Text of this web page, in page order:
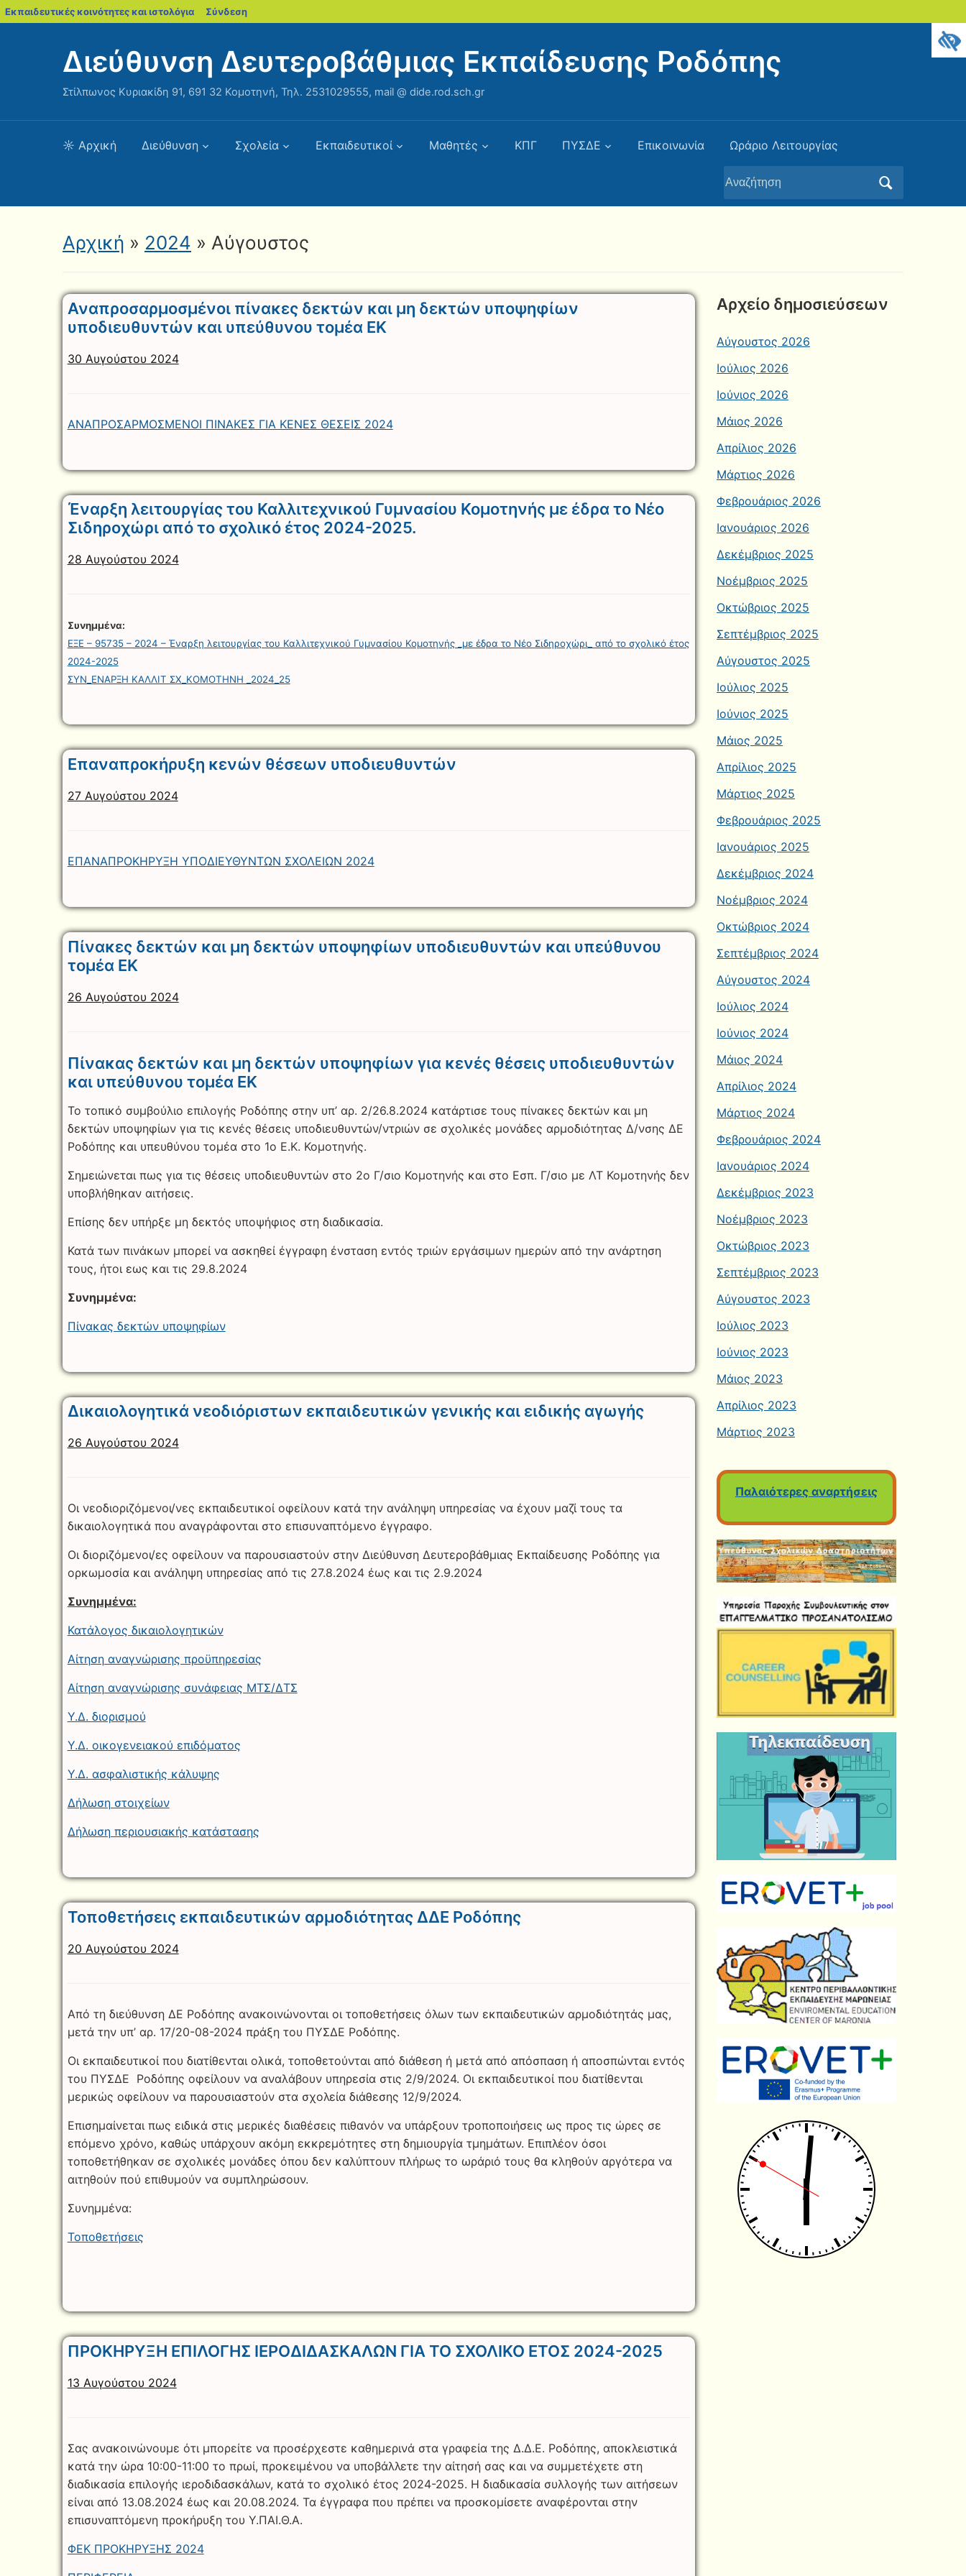
Εκπαιδευτικές κοινότητες και ιστολόγια blogs.sch.gr
Σύνδεση
Διεύθυνση Δευτεροβάθμιας Εκπαίδευσης Ροδόπης
Στίλπωνος Κυριακίδη 91, 691 32 Κομοτηνή, Τηλ. 2531029555, mail @ dide.rod.sch.gr
☼ Αρχική Διεύθυνση Σχολεία Εκπαιδευτικοί Μαθητές ΚΠΓ ΠΥΣΔΕ Επικοινωνία Ωράριο Λειτουργίας
Αναζήτηση
για:
Αρχική » 2024 » Αύγουστος
Αναπροσαρμοσμένοι πίνακες δεκτών και μη δεκτών υποψηφίων
υποδιευθυντών και υπεύθυνου τομέα ΕΚ
30 Αυγούστου 2024
ΑΝΑΠΡΟΣΑΡΜΟΣΜΕΝΟΙ ΠΙΝΑΚΕΣ ΓΙΑ ΚΕΝΕΣ ΘΕΣΕΙΣ 2024
Έναρξη λειτουργίας του Καλλιτεχνικού Γυμνασίου Κομοτηνής με έδρα το Νέο
Σιδηροχώρι από το σχολικό έτος 2024-2025.
28 Αυγούστου 2024
Συνημμένα:
ΕΞΕ – 95735 – 2024 – Έναρξη λειτουργίας του Καλλιτεχνικού Γυμνασίου Κομοτηνής _με έδρα το Νέο Σιδηροχώρι_ από το σχολικό έτος
2024-2025
ΣΥΝ_ΕΝΑΡΞΗ ΚΑΛΛΙΤ ΣΧ_ΚΟΜΟΤΗΝΗ _2024_25
Επαναπροκήρυξη κενών θέσεων υποδιευθυντών
27 Αυγούστου 2024
ΕΠΑΝΑΠΡΟΚΗΡΥΞΗ ΥΠΟΔΙΕΥΘΥΝΤΩΝ ΣΧΟΛΕΙΩΝ 2024
Πίνακες δεκτών και μη δεκτών υποψηφίων υποδιευθυντών και υπεύθυνου
τομέα ΕΚ
26 Αυγούστου 2024
Πίνακας δεκτών και μη δεκτών υποψηφίων για κενές θέσεις υποδιευθυντών
και υπεύθυνου τομέα ΕΚ
Το τοπικό συμβούλιο επιλογής Ροδόπης στην υπ’ αρ. 2/26.8.2024 κατάρτισε τους πίνακες δεκτών και μη
δεκτών υποψηφίων για τις κενές θέσεις υποδιευθυντών/ντριών σε σχολικές μονάδες αρμοδιότητας Δ/νσης ΔΕ
Ροδόπης και υπευθύνου τομέα στο 1ο Ε.Κ. Κομοτηνής.
Σημειώνεται πως για τις θέσεις υποδιευθυντών στο 2ο Γ/σιο Κομοτηνής και στο Εσπ. Γ/σιο με ΛΤ Κομοτηνής δεν
υποβλήθηκαν αιτήσεις.
Επίσης δεν υπήρξε μη δεκτός υποψήφιος στη διαδικασία.
Κατά των πινάκων μπορεί να ασκηθεί έγγραφη ένσταση εντός τριών εργάσιμων ημερών από την ανάρτηση
τους, ήτοι εως και τις 29.8.2024
Συνημμένα:
Πίνακας δεκτών υποψηφίων
Δικαιολογητικά νεοδιόριστων εκπαιδευτικών γενικής και ειδικής αγωγής
26 Αυγούστου 2024
Οι νεοδιοριζόμενοι/νες εκπαιδευτικοί οφείλουν κατά την ανάληψη υπηρεσίας να έχουν μαζί τους τα
δικαιολογητικά που αναγράφονται στο επισυναπτόμενο έγγραφο.
Οι διοριζόμενοι/ες οφείλουν να παρουσιαστούν στην Διεύθυνση Δευτεροβάθμιας Εκπαίδευσης Ροδόπης για
ορκωμοσία και ανάληψη υπηρεσίας από τις 27.8.2024 έως και τις 2.9.2024
Συνημμένα:
Κατάλογος δικαιολογητικών
Αίτηση αναγνώρισης προϋπηρεσίας
Αίτηση αναγνώρισης συνάφειας ΜΤΣ/ΔΤΣ
Υ.Δ. διορισμού
Υ.Δ. οικογενειακού επιδόματος
Υ.Δ. ασφαλιστικής κάλυψης
Δήλωση στοιχείων
Δήλωση περιουσιακής κατάστασης
Τοποθετήσεις εκπαιδευτικών αρμοδιότητας ΔΔΕ Ροδόπης
20 Αυγούστου 2024
Από τη διεύθυνση ΔΕ Ροδόπης ανακοινώνονται οι τοποθετήσεις όλων των εκπαιδευτικών αρμοδιότητάς μας,
μετά την υπ’ αρ. 17/20-08-2024 πράξη του ΠΥΣΔΕ Ροδόπης.
Οι εκπαιδευτικοί που διατίθενται ολικά, τοποθετούνται από διάθεση ή μετά από απόσπαση ή αποσπώνται εντός
του ΠΥΣΔΕ Ροδόπης οφείλουν να αναλάβουν υπηρεσία στις 2/9/2024. Οι εκπαιδευτικοί που διατίθενται
μερικώς οφείλουν να παρουσιαστούν στα σχολεία διάθεσης 12/9/2024.
Επισημαίνεται πως ειδικά στις μερικές διαθέσεις πιθανόν να υπάρξουν τροποποιήσεις ως προς τις ώρες σε
επόμενο χρόνο, καθώς υπάρχουν ακόμη εκκρεμότητες στη δημιουργία τμημάτων. Επιπλέον όσοι
τοποθετήθηκαν σε σχολικές μονάδες όπου δεν καλύπτουν πλήρως το ωράριό τους θα κληθούν αργότερα να
αιτηθούν πού επιθυμούν να συμπληρώσουν.
Συνημμένα:
Τοποθετήσεις
ΠΡΟΚΗΡΥΞΗ ΕΠΙΛΟΓΗΣ ΙΕΡΟΔΙΔΑΣΚΑΛΩΝ ΓΙΑ ΤΟ ΣΧΟΛΙΚΟ ΕΤΟΣ 2024-2025
13 Αυγούστου 2024
Σας ανακοινώνουμε ότι μπορείτε να προσέρχεστε καθημερινά στα γραφεία της Δ.Δ.Ε. Ροδόπης, αποκλειστικά
κατά την ώρα 10:00-11:00 το πρωί, προκειμένου να υποβάλλετε την αίτησή σας και να συμμετέχετε στη
διαδικασία επιλογής ιεροδιδασκάλων, κατά το σχολικό έτος 2024-2025. Η διαδικασία συλλογής των αιτήσεων
είναι από 13.08.2024 έως και 20.08.2024. Τα έγγραφα που πρέπει να προσκομίσετε αναφέρονται στην
επισυναπτόμενη προκήρυξη του Υ.ΠΑΙ.Θ.Α.
ΦΕΚ ΠΡΟΚΗΡΥΞΗΣ 2024
Αρχείο δημοσιεύσεων
Αύγουστος 2026
Ιούλιος 2026
Ιούνιος 2026
Μάιος 2026
Απρίλιος 2026
Μάρτιος 2026
Φεβρουάριος 2026
Ιανουάριος 2026
Δεκέμβριος 2025
Νοέμβριος 2025
Οκτώβριος 2025
Σεπτέμβριος 2025
Αύγουστος 2025
Ιούλιος 2025
Ιούνιος 2025
Μάιος 2025
Απρίλιος 2025
Μάρτιος 2025
Φεβρουάριος 2025
Ιανουάριος 2025
Δεκέμβριος 2024
Νοέμβριος 2024
Οκτώβριος 2024
Σεπτέμβριος 2024
Αύγουστος 2024
Ιούλιος 2024
Ιούνιος 2024
Μάιος 2024
Απρίλιος 2024
Μάρτιος 2024
Φεβρουάριος 2024
Ιανουάριος 2024
Δεκέμβριος 2023
Νοέμβριος 2023
Οκτώβριος 2023
Σεπτέμβριος 2023
Αύγουστος 2023
Ιούλιος 2023
Ιούνιος 2023
Μάιος 2023
Απρίλιος 2023
Μάρτιος 2023
Παλαιότερες αναρτήσεις